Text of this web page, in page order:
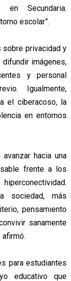
en Secundaria.
escolar”.
sobre privacidad y
imágenes,
y personal
Igualmente,
el ciberacoso, la
en entornos
hacia una
frente a los
sociedad, más
pensamiento
sanamente
para estudiantes
educativo que